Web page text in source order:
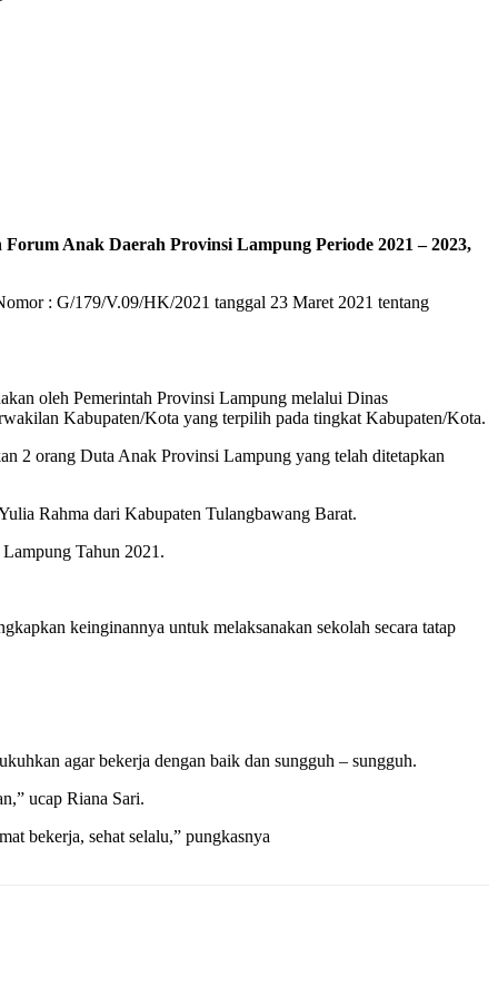
Anak Daerah Provinsi Lampung Periode 2021 – 2023,
: G/179/V.09/HK/2021 tanggal 23 Maret 2021 tentang
oleh Pemerintah Provinsi Lampung melalui Dinas
Kabupaten/Kota yang terpilih pada tingkat Kabupaten/Kota.
2 orang Duta Anak Provinsi Lampung yang telah ditetapkan
Rahma dari Kabupaten Tulangbawang Barat.
Tahun 2021.
keinginannya untuk melaksanakan sekolah secara tatap
agar bekerja dengan baik dan sungguh – sungguh.
ucap Riana Sari.
bekerja, sehat selalu,” pungkasnya